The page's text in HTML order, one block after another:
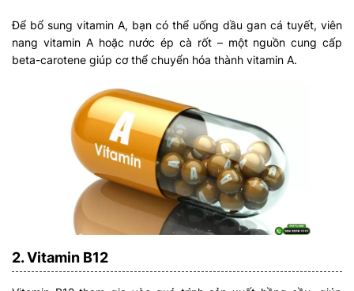
Để bổ sung vitamin A, bạn có thể uống dầu gan cá tuyết, viên
nang vitamin A hoặc nước ép cà rốt – một nguồn cung cấp
beta-carotene giúp cơ thể chuyển hóa thành vitamin A.
2. Vitamin B12